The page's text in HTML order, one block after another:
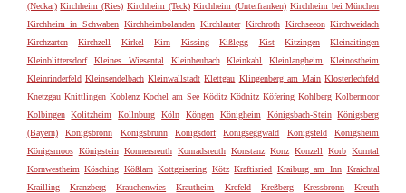
(Neckar) Kirchheim (Ries) Kirchheim (Teck) Kirchheim (Unterfranken) Kirchheim bei München
Kirchheim in Schwaben Kirchheimbolanden Kirchlauter Kirchroth Kirchseeon Kirchweidach
Kirchzarten
Kirchzell Kirkel Kirn Kissing Kißlegg Kist Kitzingen
Kleinaitingen
Kleinblittersdorf
Kleines Wiesental Kleinheubach Kleinkahl Kleinlangheim
Kleinostheim
Kleinrinderfeld Kleinsendelbach Kleinwallstadt Klettgau Klingenberg am Main Klosterlechfeld
Knetzgau Knittlingen Koblenz Kochel am See Köditz Ködnitz Köfering Kohlberg Kolbermoor
Kolbingen
Kolitzheim Kollnburg Köln Köngen Königheim Königsbach-Stein
Königsberg
(Bayern)
Königsbronn Königsbrunn Königsdorf Königseggwald Königsfeld
Königsheim
Königsmoos Königstein Konnersreuth Konradsreuth Konstanz Konz Konzell Korb Korntal
Kornwestheim Kösching Kößlarn Kottgeisering Kötz Kraftisried Kraiburg am Inn Kraichtal
Krailling
Kranzberg Krauchenwies Krautheim Krefeld Kreßberg Kressbronn
Kreuth